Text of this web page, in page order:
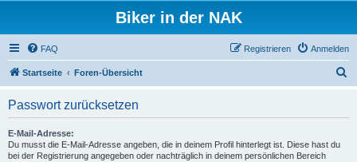
Biker in der NAK
FAQ Anmelden
Registrieren
Startseite Foren-Übersicht
Passwort zurücksetzen
E-Mail-Adresse:
Du musst die E-Mail-Adresse angeben, die in deinem Profil hinterlegt ist. Diese hast du
bei der Registrierung angegeben oder nachträglich in deinem persönlichen Bereich